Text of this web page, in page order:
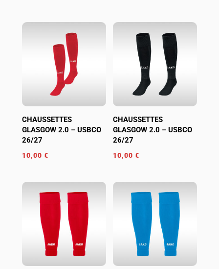
prix :
prix :
CHAUSSETTES
GLASGOW 2.0 – USBCO
26/27
10,00 €
CHAUSSETTES
GLASGOW 2.0 – USBCO
26/27
10,00€